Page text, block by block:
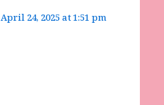
April 24, 2025 at 1:51 pm